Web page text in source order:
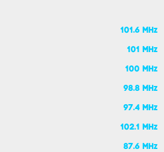
101.6 MHz
101 MHz
100 MHz
98.8 MHz
97.4 MHz
102.1 MHz
87.6 MHz